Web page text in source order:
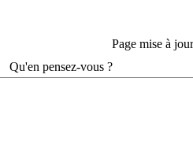
Page mise à
Qu'en pensez-vous ?